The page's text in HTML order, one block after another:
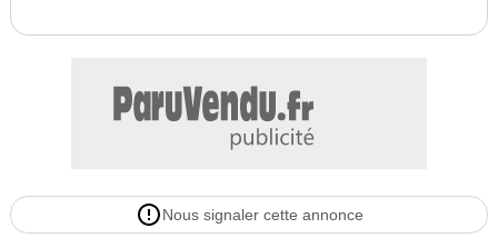
- Verrouillage centralisé sans clé
- Vitres teintées
Descriptions :
- Nombre de places : 5Nous signaler cette annonce